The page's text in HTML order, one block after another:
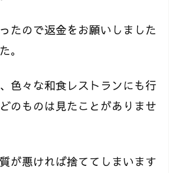
たので返金をお願いしました
。
色々な和食レストランにも行
のものは見たことがありませ
が悪ければ捨ててしまいます